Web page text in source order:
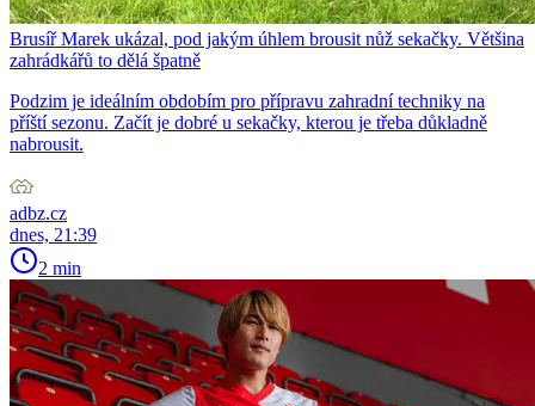
Brusíř Marek ukázal, pod jakým úhlem brousit nůž sekačky. Většina
zahrádkářů to dělá špatně
Podzim je ideálním obdobím pro přípravu zahradní techniky na
příští sezonu. Začít je dobré u sekačky, kterou je třeba důkladně
nabrousit.
adbz.cz
dnes, 21:39
2 min